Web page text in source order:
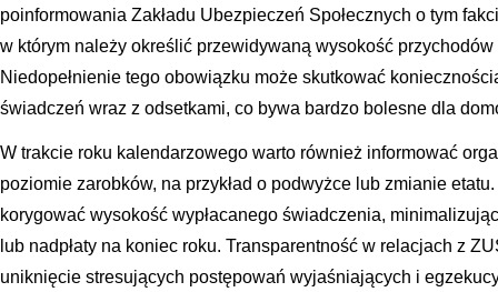
poinformowania Zakładu Ubezpieczeń Społecznych o tym
w którym należy określić przewidywaną wysokość
Niedopełnienie tego obowiązku może skutkować
świadczeń wraz z odsetkami, co bywa bardzo bolesne dla
W trakcie roku kalendarzowego warto również informować
poziomie zarobków, na przykład o podwyżce lub zmianie
korygować wysokość wypłacanego świadczenia,
lub nadpłaty na koniec roku. Transparentność w relacjach z
uniknięcie stresujących postępowań wyjaśniających i